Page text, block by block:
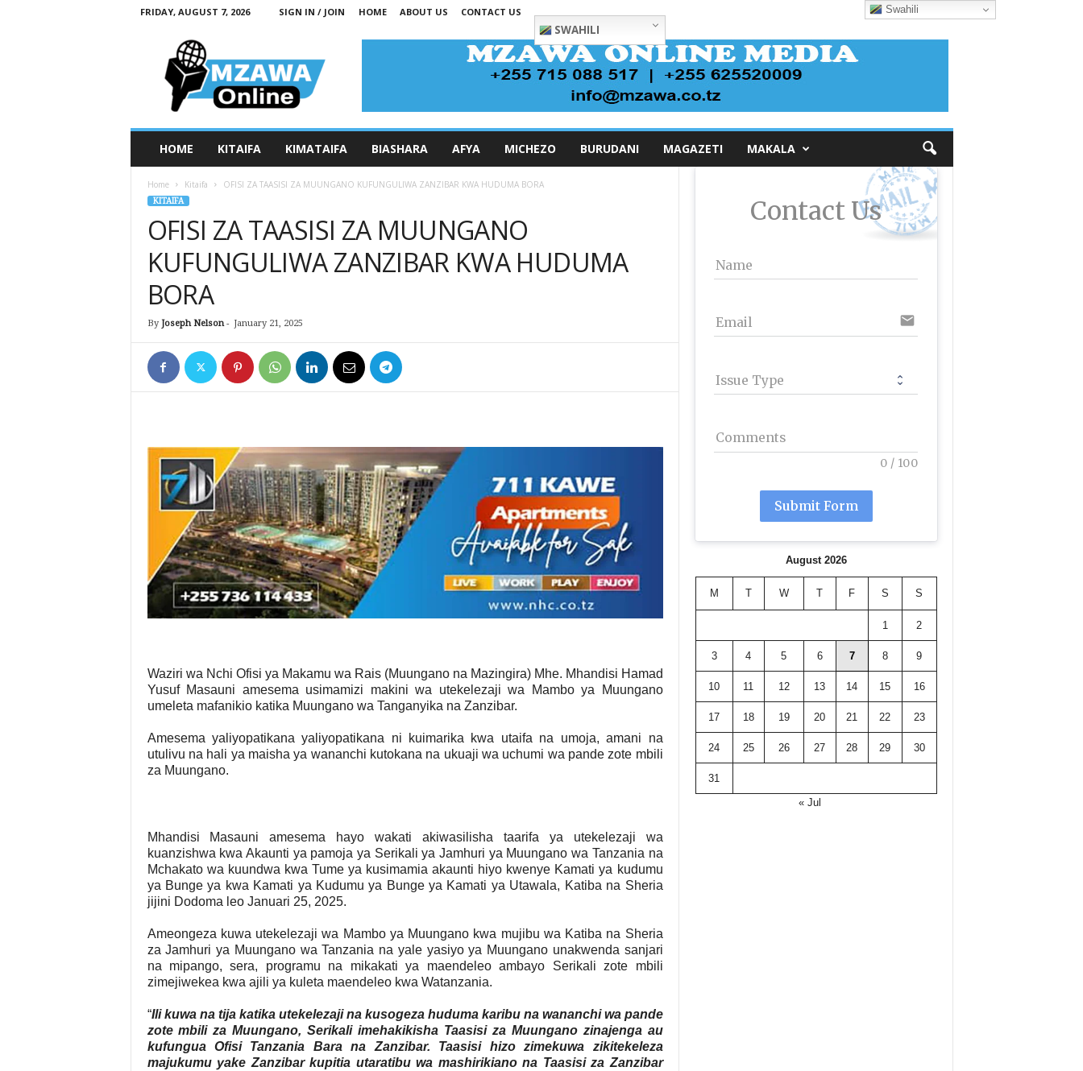
FRIDAY, AUGUST 7, 2026 SIGN IN / JOIN HOME ABOUT US CONTACT US
SWAHILI
HOME KITAIFA KIMATAIFA BIASHARA AFYA MICHEZO BURUDANI MAGAZETI MAKALA
Home Kitaifa OFISI ZA TAASISI ZA MUUNGANO KUFUNGULIWA ZANZIBAR KWA HUDUMA BORA
KITAIFA
OFISI ZA TAASISI ZA MUUNGANO
KUFUNGULIWA ZANZIBAR KWA HUDUMA
BORA
By Joseph Nelson- January 21, 2025
Waziri wa Nchi Ofisi ya Makamu wa Rais (Muungano na Mazingira) Mhe. Mhandisi Hamad
Yusuf Masauni amesema usimamizi makini wa utekelezaji wa Mambo ya Muungano
umeleta mafanikio katika Muungano wa Tanganyika na Zanzibar.
Amesema yaliyopatikana yaliyopatikana ni kuimarika kwa utaifa na umoja, amani na
utulivu na hali ya maisha ya wananchi kutokana na ukuaji wa uchumi wa pande zote mbili
za Muungano.
Mhandisi Masauni amesema hayo wakati akiwasilisha taarifa ya utekelezaji wa
kuanzishwa kwa Akaunti ya pamoja ya Serikali ya Jamhuri ya Muungano wa Tanzania na
Mchakato wa kuundwa kwa Tume ya kusimamia akaunti hiyo kwenye Kamati ya kudumu
ya Bunge ya kwa Kamati ya Kudumu ya Bunge ya Kamati ya Utawala, Katiba na Sheria
jijini Dodoma leo Januari 25, 2025.
Ameongeza kuwa utekelezaji wa Mambo ya Muungano kwa mujibu wa Katiba na Sheria
za Jamhuri ya Muungano wa Tanzania na yale yasiyo ya Muungano unakwenda sanjari
na mipango, sera, programu na mikakati ya maendeleo ambayo Serikali zote mbili
zimejiwekea kwa ajili ya kuleta maendeleo kwa Watanzania.
“Ili kuwa na tija katika utekelezaji na kusogeza huduma karibu na wananchi wa pande
zote mbili za Muungano, Serikali imehakikisha Taasisi za Muungano zinajenga au
kufungua Ofisi Tanzania Bara na Zanzibar. Taasisi hizo zimekuwa zikitekeleza
majukumu yake Zanzibar kupitia utaratibu wa mashirikiano na Taasisi za Zanzibar
Contact Us
Name
Email email
Issue Type
Comments
0 / 100
Submit Form
August 2026
M T W T F S S
1 2
3 4 5 6 7 8 9
10 11 12 13 14 15 16
17 18 19 20 21 22 23
24 25 26 27 28 29 30
31
« Jul
Swahili